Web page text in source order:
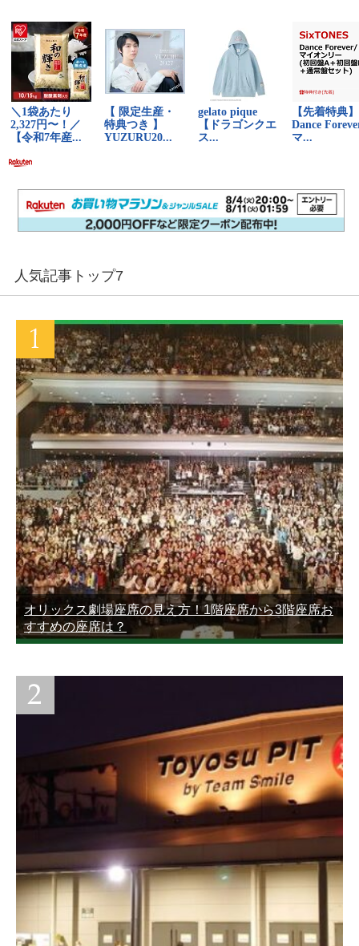
人気記事トップ7
オリックス劇場座席の見え方！1階座席から3階座席お
すすめの座席は？